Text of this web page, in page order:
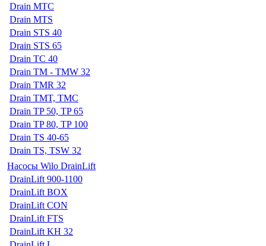
Drain MTC
Drain MTS
Drain STS 40
Drain STS 65
Drain TC 40
Drain TM - TMW 32
Drain TMR 32
Drain TMT, TMC
Drain TP 50, TP 65
Drain TP 80, TP 100
Drain TS 40-65
Drain TS, TSW 32
Насосы Wilo DrainLift
DrainLift 900-1100
DrainLift BOX
DrainLift CON
DrainLift FTS
DrainLift KH 32